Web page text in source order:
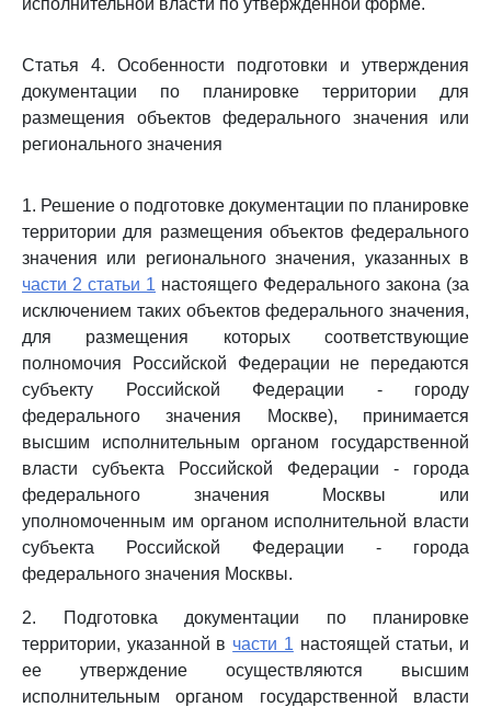
исполнительной власти по утвержденной форме.
Статья 4. Особенности подготовки и утверждения
документации по планировке территории для
размещения объектов федерального значения или
регионального значения
1. Решение о подготовке документации по планировке
территории для размещения объектов федерального
значения или регионального значения, указанных в
части 2 статьи 1 настоящего Федерального закона (за
исключением таких объектов федерального значения,
для размещения которых соответствующие
полномочия Российской Федерации не передаются
субъекту Российской Федерации - городу
федерального значения Москве), принимается
высшим исполнительным органом государственной
власти субъекта Российской Федерации - города
федерального значения Москвы или
уполномоченным им органом исполнительной власти
субъекта Российской Федерации - города
федерального значения Москвы.
2. Подготовка документации по планировке
территории, указанной в части 1 настоящей статьи, и
ее утверждение осуществляются высшим
исполнительным органом государственной власти